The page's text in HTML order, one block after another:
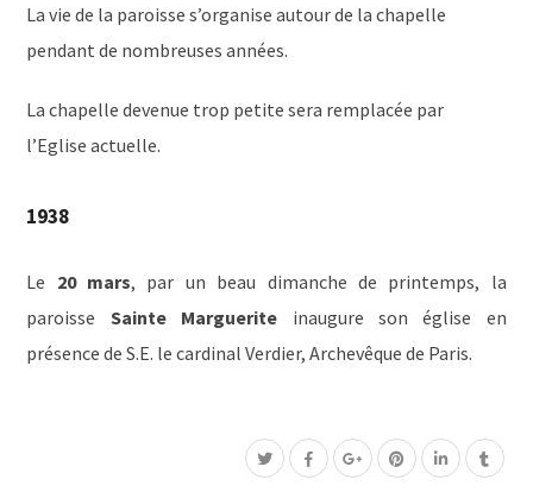
La vie de la paroisse s’organise autour de la chapelle
pendant de nombreuses années.
La chapelle devenue trop petite sera remplacée par
l’Eglise actuelle.
1938
Le 20 mars, par un beau dimanche de printemps, la
paroisse Sainte Marguerite inaugure son église en
présence de S.E. le cardinal Verdier, Archevêque de Paris.